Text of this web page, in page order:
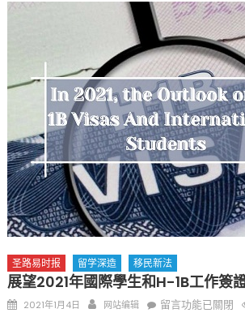
三十二载跨越时空的相逢
执掌密苏里植物园近四十年 致力推动全球
合作 Peter Raven 博士逝世 享年89岁
一晃三十年，初夏又相逢。中华日，等你
园“中华日三十周年特别报道（五）
筝声与琴韵交汇：刘励(Li Statler)与钢琴
与钢琴的精彩对话
圣路易时报 留学深造 移民新法
展望2021年國際學生和H-1B工作簽
Posted
2021年1月4日 Author
网站编辑
在
留言功能已關閉